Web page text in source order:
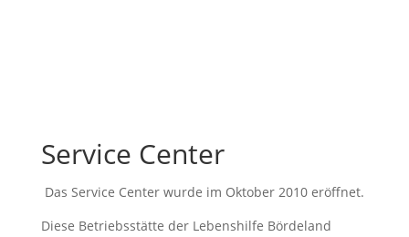
Service Center
Das Service Center wurde im Oktober 2010 eröffnet.
Diese Betriebsstätte der Lebenshilfe Bördeland